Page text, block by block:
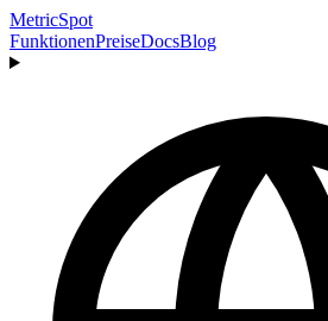
MetricSpot
FunktionenPreiseDocsBlog